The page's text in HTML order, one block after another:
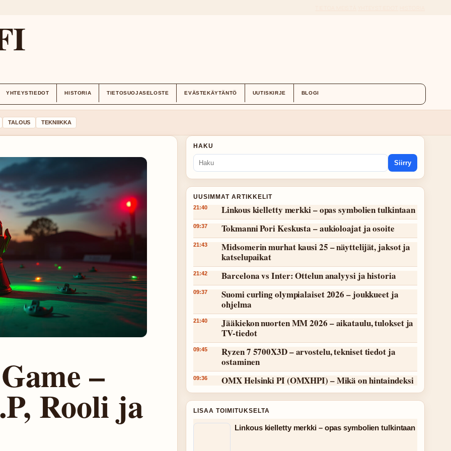
YHTEYSTIEDOT HISTORIA TIETOSUOJASELOSTE EVÄSTEKÄYTÄNTÖ UUTISKIRJE BLOGI
TALOUS TEKNIIKKA
–
Rooli ja
HAKU
Siirry
UUSIMMAT ARTIKKELIT
21:40 Linkous kielletty merkki – opas symbolien tulkintaan
09:37 Tokmanni Pori Keskusta – aukioloajat ja osoite
21:43
Midsomerin murhat kausi 25 – näyttelijät, jaksot ja
katselupaikat
21:42 Barcelona vs Inter: Ottelun analyysi ja historia
09:37
Suomi curling olympialaiset 2026 – joukkueet ja
ohjelma
21:40
Jääkiekon nuorten MM 2026 – aikataulu, tulokset ja
TV-tiedot
09:45
Ryzen 7 5700X3D – arvostelu, tekniset tiedot ja
ostaminen
09:36 OMX Helsinki PI (OMXHPI) – Mikä on hintaindeksi
LISAA TOIMITUKSELTA
Linkous kielletty merkki – opas symbolien tulkintaan